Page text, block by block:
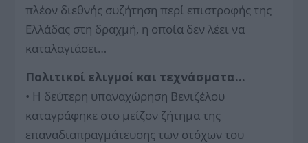
πλέον διεθνής συζήτηση περί επιστροφής της
Ελλάδας στη δραχμή, η οποία δεν λέει να
καταλαγιάσει…
Πολιτικοί ελιγμοί και τεχνάσματα…
• Η δεύτερη υπαναχώρηση Βενιζέλου
καταγράφηκε στο μείζον ζήτημα της
επαναδιαπραγμάτευσης των στόχων του